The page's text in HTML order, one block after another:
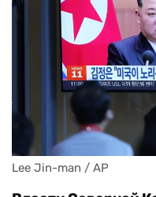
Lee Jin-man / AP